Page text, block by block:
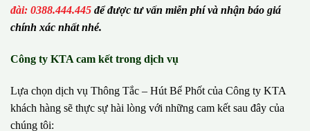
đài: 0388.444.445 để được tư vấn miễn phí và nhận báo giá
chính xác nhất nhé.
Công ty KTA cam kết trong dịch vụ
Lựa chọn dịch vụ Thông Tắc – Hút Bể Phốt của Công ty KTA
khách hàng sẽ thực sự hài lòng với những cam kết sau đây của
chúng tôi: